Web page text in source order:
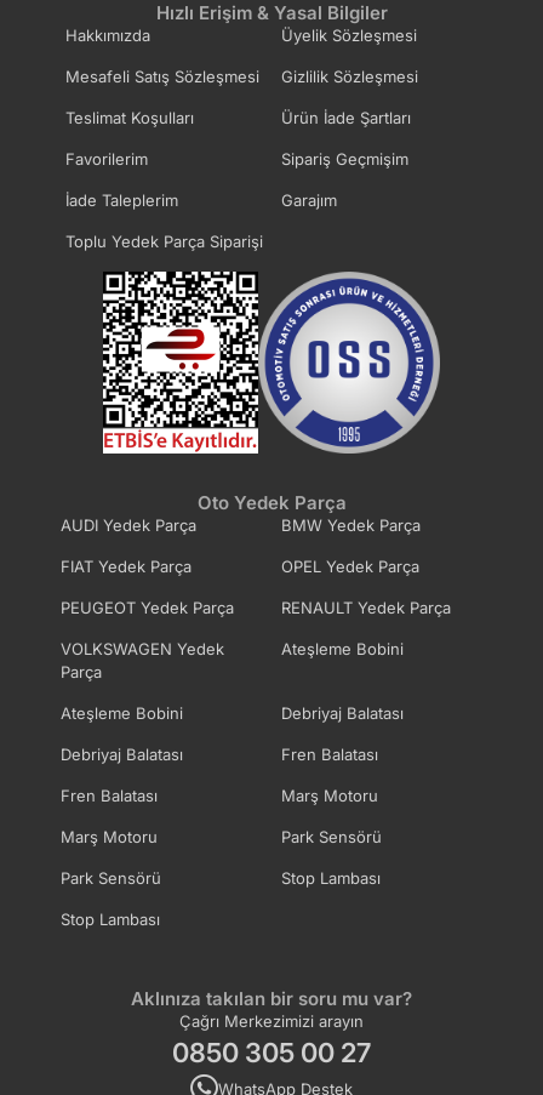
Hızlı Erişim & Yasal Bilgiler
Hakkımızda Üyelik Sözleşmesi
Mesafeli Satış Sözleşmesi Gizlilik Sözleşmesi
Teslimat Koşulları Ürün İade Şartları
Favorilerim Sipariş Geçmişim
İade Taleplerim Garajım
Toplu Yedek Parça Siparişi
Oto Yedek Parça
AUDI Yedek Parça BMW Yedek Parça
FIAT Yedek Parça OPEL Yedek Parça
PEUGEOT Yedek Parça RENAULT Yedek Parça
VOLKSWAGEN Yedek
Parça
Ateşleme Bobini
Ateşleme Bobini Debriyaj Balatası
Debriyaj Balatası Fren Balatası
Fren Balatası Marş Motoru
Marş Motoru Park Sensörü
Park Sensörü Stop Lambası
Stop Lambası
Aklınıza takılan bir soru mu var?
Çağrı Merkezimizi arayın
0850 305 00 27
WhatsApp Destek